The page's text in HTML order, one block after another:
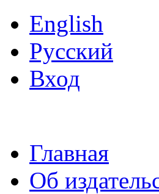
English
Русский
Вход
Главная
Об